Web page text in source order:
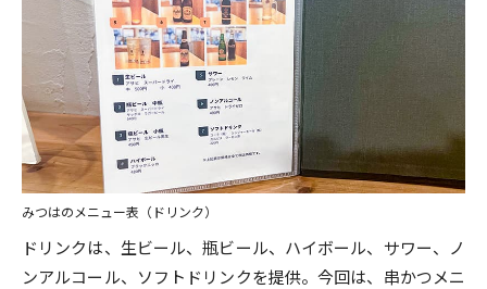
みつはのメニュー表（ドリンク）
ドリンクは、生ビール、瓶ビール、ハイボール、サワー、ノ
ンアルコール、ソフトドリンクを提供。今回は、串かつメニ